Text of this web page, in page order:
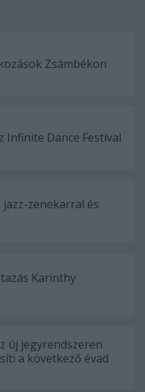
Zsámbékon
Infinite Dance Festival
zenekarral és
Karinthy
új jegyrendszeren
a következő évad